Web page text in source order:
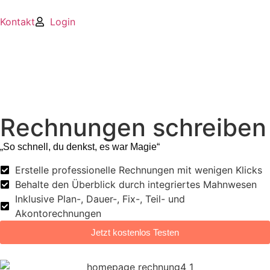
Kontakt Login
Rechnungen schreiben
„So schnell, du denkst, es war Magie“
Erstelle professionelle Rechnungen mit wenigen Klicks
Behalte den Überblick durch integriertes Mahnwesen
Inklusive Plan-, Dauer-, Fix-, Teil- und
Akontorechnungen
Jetzt kostenlos Testen